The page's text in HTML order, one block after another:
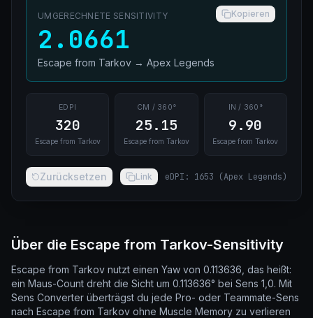
UMGERECHNETE SENSITIVITY Kopieren
2.0661
Escape from Tarkov → Apex Legends
EDPI
320
Escape from Tarkov
CM / 360°
25.15
Escape from Tarkov
IN / 360°
9.90
Escape from Tarkov
Zurücksetzen Link eDPI : 1653 (Apex Legends)
Über die Escape from Tarkov-Sensitivity
Escape from Tarkov nutzt einen Yaw von 0.113636, das heißt:
ein Maus-Count dreht die Sicht um 0.113636° bei Sens 1,0. Mit
Sens Converter überträgst du jede Pro- oder Teammate-Sens
nach Escape from Tarkov ohne Muscle Memory zu verlieren